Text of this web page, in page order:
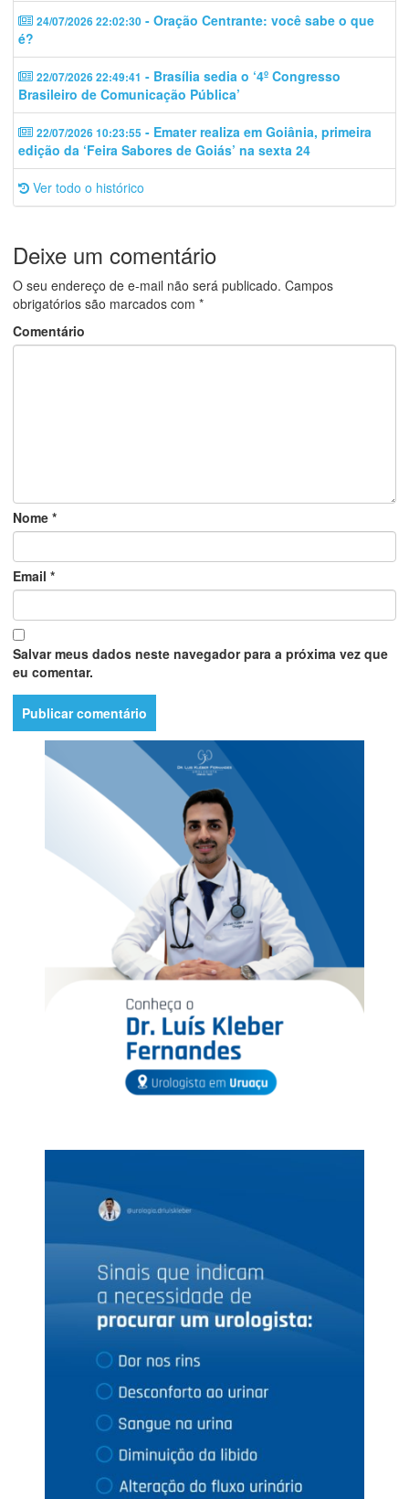
24/07/2026 22:02:30 - Oração Centrante: você sabe o que
é?
22/07/2026 22:49:41 - Brasília sedia o ‘4º Congresso
Brasileiro de Comunicação Pública’
22/07/2026 10:23:55 - Emater realiza em Goiânia, primeira
edição da ‘Feira Sabores de Goiás’ na sexta 24
Ver todo o histórico
Deixe um comentário
O seu endereço de e-mail não será publicado. Campos
obrigatórios são marcados com *
Comentário
Nome *
Email *
Salvar meus dados neste navegador para a próxima vez que
eu comentar.